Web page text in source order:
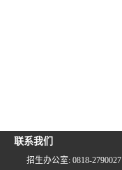
联系我们
招生办公室: 0818-2790027